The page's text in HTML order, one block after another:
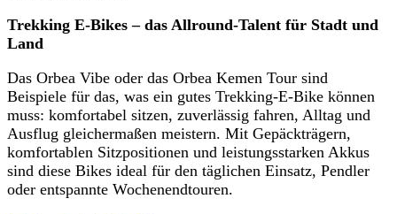
Trekking E-Bikes – das Allround-Talent für Stadt und
Land
Das Orbea Vibe oder das Orbea Kemen Tour sind
Beispiele für das, was ein gutes Trekking-E-Bike können
muss: komfortabel sitzen, zuverlässig fahren, Alltag und
Ausflug gleichermaßen meistern. Mit Gepäckträgern,
komfortablen Sitzpositionen und leistungsstarken Akkus
sind diese Bikes ideal für den täglichen Einsatz, Pendler
oder entspannte Wochenendtouren.